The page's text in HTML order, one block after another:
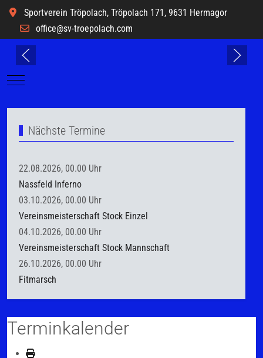
Sportverein Tröpolach, Tröpolach 171, 9631 Hermagor
office@sv-troepolach.com
Mobile Menu Toggle
Nächste Termine
22.08.2026, 00.00 Uhr
Nassfeld Inferno
03.10.2026, 00.00 Uhr
Vereinsmeisterschaft Stock Einzel
04.10.2026, 00.00 Uhr
Vereinsmeisterschaft Stock Mannschaft
26.10.2026, 00.00 Uhr
Fitmarsch
Terminkalender